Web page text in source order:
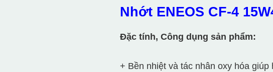
Nhớt ENEOS CF-4
Đặc tính, Công dụng sản phẩm:
+ Bền nhiệt và tác nhân oxy hóa